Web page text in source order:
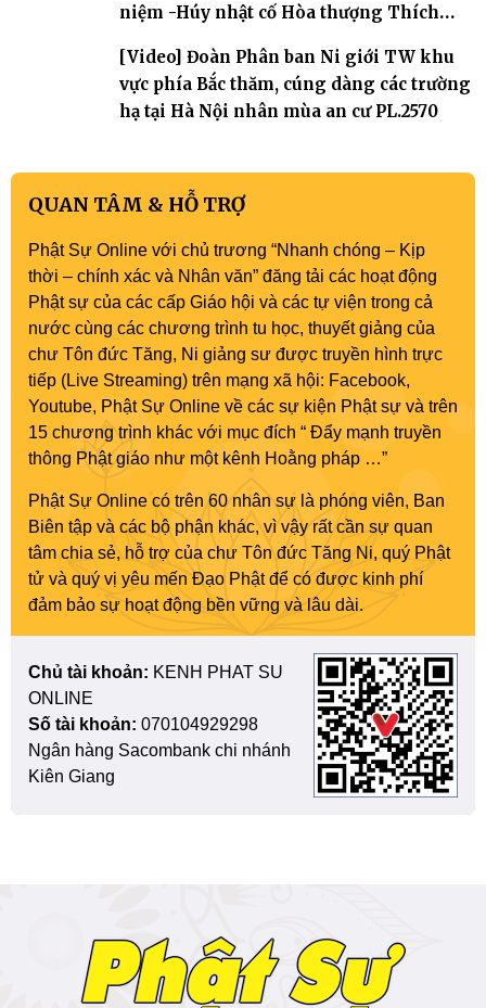
niệm -Húy nhật cố Hòa thượng Thích
[Video] Đoàn Phân ban Ni giới TW khu
vực phía Bắc thăm, cúng dàng các trường
hạ tại Hà Nội nhân mùa an cư PL.2570
QUAN TÂM & HỖ TRỢ
Phật Sự Online với chủ trương “Nhanh chóng – Kịp
thời – chính xác và Nhân văn” đăng tải các hoạt động
Phật sự của các cấp Giáo hội và các tự viện trong cả
nước cùng các chương trình tu học, thuyết giảng của
chư Tôn đức Tăng, Ni giảng sư được truyền hình trực
tiếp (Live Streaming) trên mạng xã hội: Facebook,
Youtube, Phật Sự Online về các sự kiện Phật sự và trên
15 chương trình khác với mục đích “ Đẩy mạnh truyền
thông Phật giáo như một kênh Hoằng pháp …”
Phật Sự Online có trên 60 nhân sự là phóng viên, Ban
Biên tập và các bộ phận khác, vì vậy rất cần sự quan
tâm chia sẻ, hỗ trợ của chư Tôn đức Tăng Ni, quý Phật
tử và quý vị yêu mến Đạo Phật để có được kinh phí
đảm bảo sự hoạt động bền vững và lâu dài.
Chủ tài khoản: KENH PHAT SU
ONLINE
Số tài khoản: 070104929298
Ngân hàng Sacombank chi nhánh
Kiên Giang